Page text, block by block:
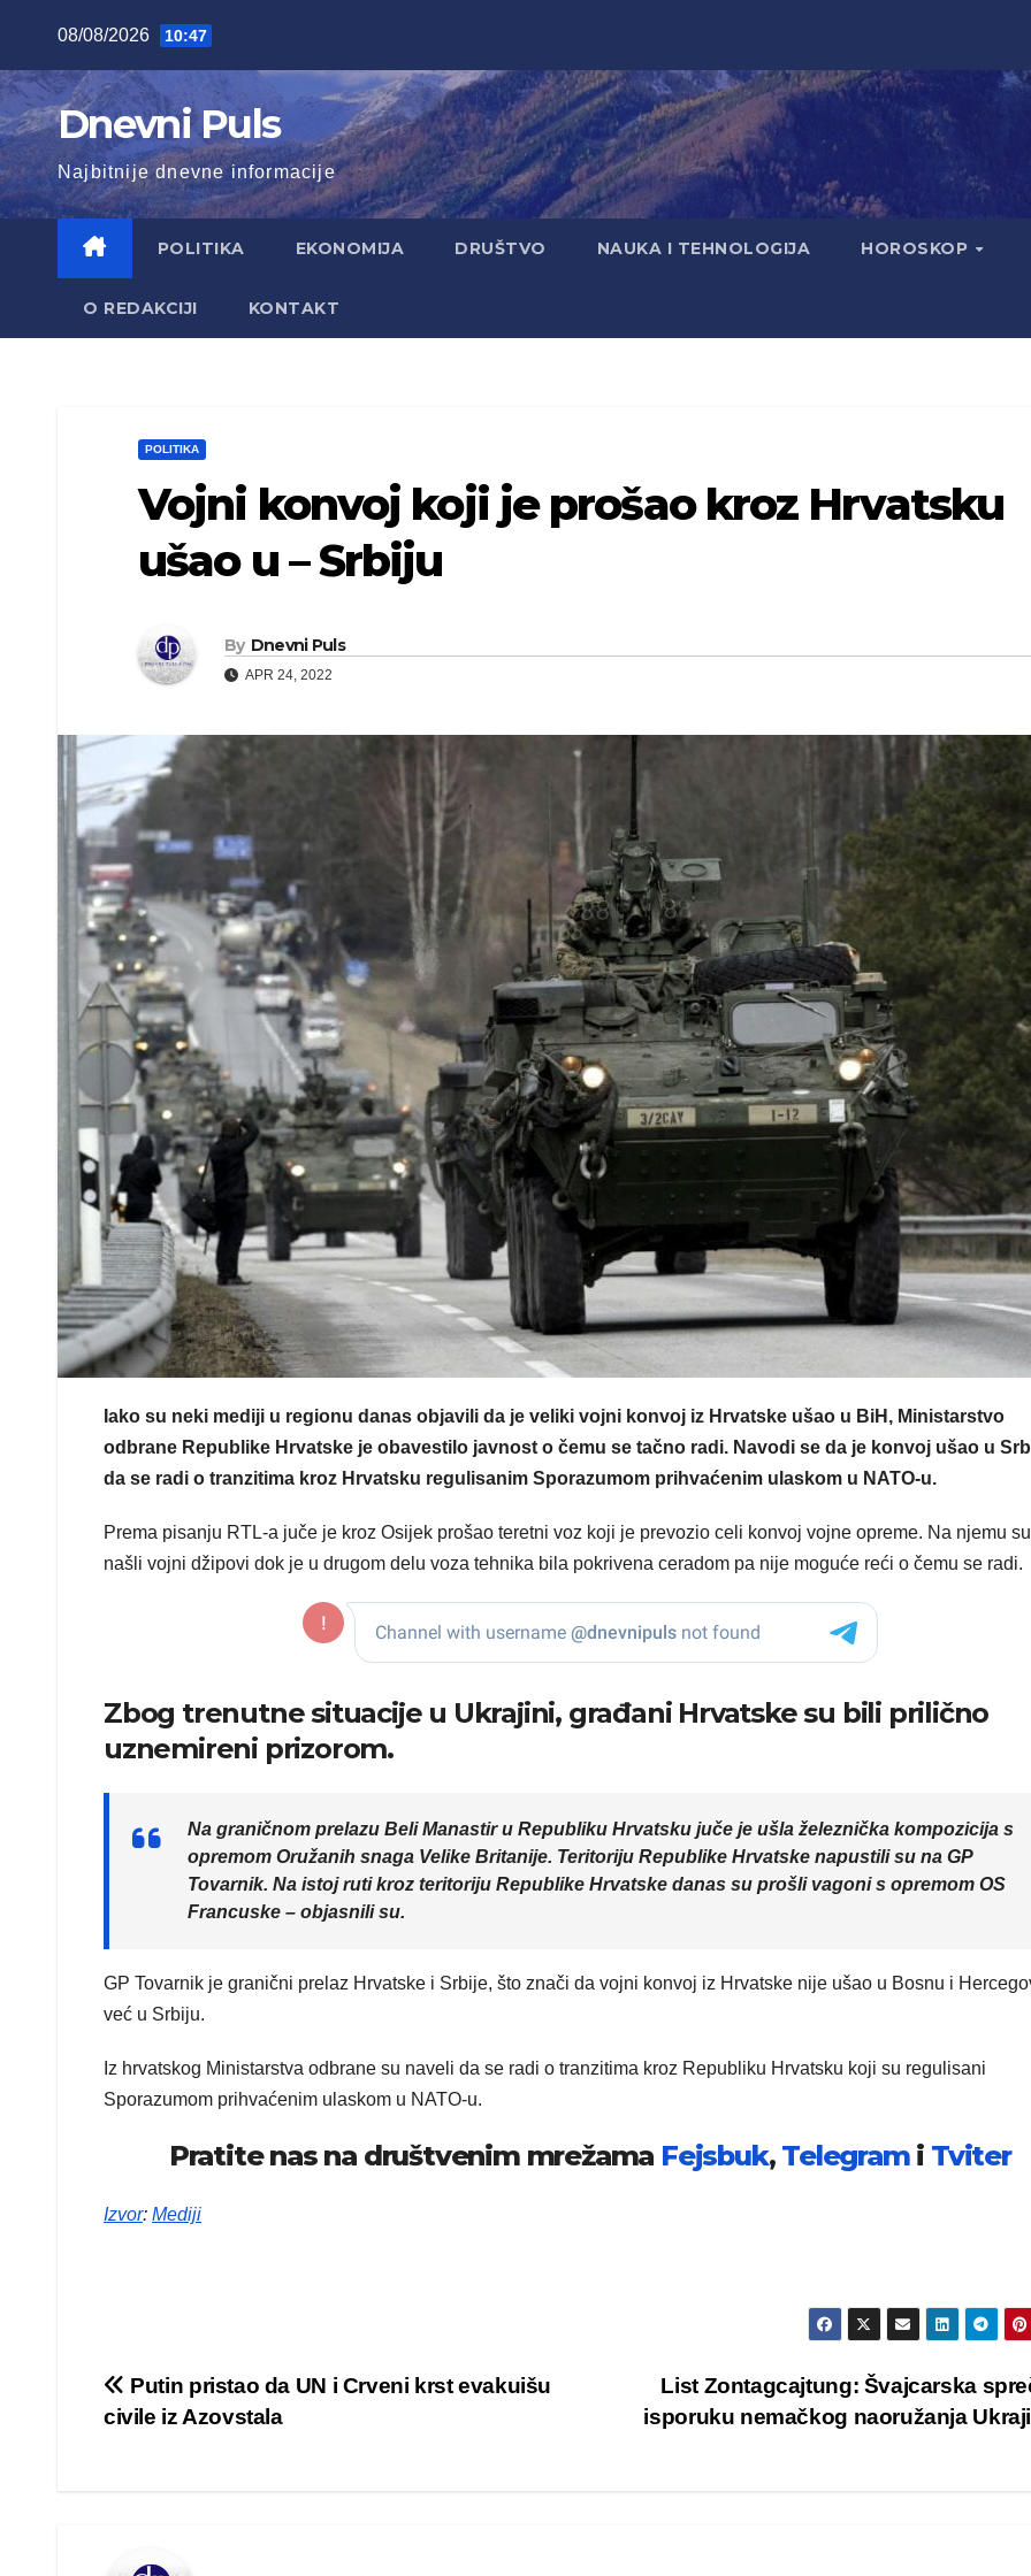
content
08/08/2026 10:47
Dnevni Puls
Najbitnije dnevne informacije
POLITIKA EKONOMIJA DRUŠTVO NAUKA I TEHNOLOGIJA HOROSKOP
O REDAKCIJI KONTAKT
POLITIKA
Vojni konvoj koji je prošao kroz Hrvatsku
ušao u – Srbiju
By Dnevni Puls
APR 24, 2022
Iako su neki mediji u regionu danas objavili da je veliki vojni konvoj iz Hrvatske ušao u BiH, Ministarstvo
odbrane Republike Hrvatske je obavestilo javnost o čemu se tačno radi. Navodi se da je konvoj ušao u
da se radi o tranzitima kroz Hrvatsku regulisanim Sporazumom prihvaćenim ulaskom u NATO-u.
Prema pisanju RTL-a juče je kroz Osijek prošao teretni voz koji je prevozio celi konvoj vojne opreme. Na njemu
našli vojni džipovi dok je u drugom delu voza tehnika bila pokrivena ceradom pa nije moguće reći o čemu se radi.
Zbog trenutne situacije u Ukrajini, građani Hrvatske su bili prilično
uznemireni prizorom.
Na graničnom prelazu Beli Manastir u Republiku Hrvatsku juče je ušla železnička kompozicija s
opremom Oružanih snaga Velike Britanije. Teritoriju Republike Hrvatske napustili su na GP
Tovarnik. Na istoj ruti kroz teritoriju Republike Hrvatske danas su prošli vagoni s opremom OS
Francuske – objasnili su.
GP Tovarnik je granični prelaz Hrvatske i Srbije, što znači da vojni konvoj iz Hrvatske nije ušao u Bosnu i
već u Srbiju.
Iz hrvatskog Ministarstva odbrane su naveli da se radi o tranzitima kroz Republiku Hrvatsku koji su regulisani
Sporazumom prihvaćenim ulaskom u NATO-u.
Pratite nas na društvenim mrežama Fejsbuk, Telegrami Tviter
Izvor: Mediji
Kretanje
List Zontagcajtung: Švajcarska
isporuku nemačkog naoružanja
Putin pristao da UN i Crveni krst evakuišu
civile iz Azovstala